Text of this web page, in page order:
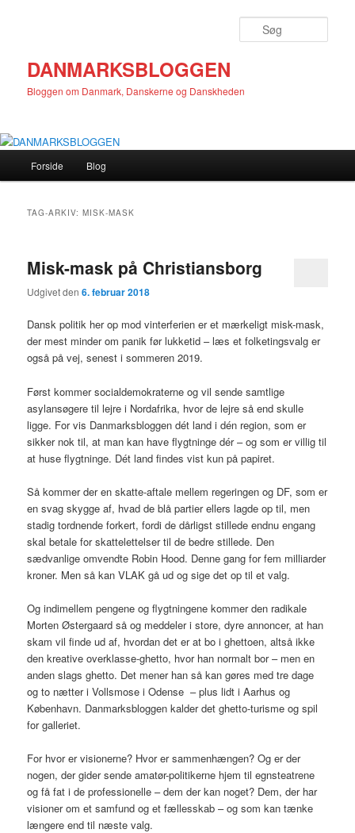
DANMARKSBLOGGEN
Bloggen om Danmark, Danskerne og Danskheden
Forside Blog
TAG-ARKIV:MISK-MASK
Misk-mask på Christiansborg
Udgivet den6. februar 2018
Dansk politik her op mod vinterferien er et mærkeligt misk-mask,
der mest minder om panik før lukketid – læs et folketingsvalg er
også på vej, senest i sommeren 2019.
Først kommer socialdemokraterne og vil sende samtlige
asylansøgere til lejre i Nordafrika, hvor de lejre så end skulle
ligge. For vis Danmarksbloggen dét land i dén region, som er
sikker nok til, at man kan have flygtninge dér – og som er villig til
at huse flygtninge. Dét land findes vist kun på papiret.
Så kommer der en skatte-aftale mellem regeringen og DF, som er
en svag skygge af, hvad de blå partier ellers lagde op til, men
stadig tordnende forkert, fordi de dårligst stillede endnu engang
skal betale for skattelettelser til de bedre stillede. Den
sædvanlige omvendte Robin Hood. Denne gang for fem milliarder
kroner. Men så kan VLAK gå ud og sige det op til et valg.
Og indimellem pengene og flygtningene kommer den radikale
Morten Østergaard så og meddeler i store, dyre annoncer, at han
skam vil finde ud af, hvordan det er at bo i ghettoen, altså ikke
den kreative overklasse-ghetto, hvor han normalt bor – men en
anden slags ghetto. Det mener han så kan gøres med tre dage
og to nætter i Vollsmose i Odense – plus lidt i Aarhus og
København. Danmarksbloggen kalder det ghetto-turisme og spil
for galleriet.
For hvor er visionerne? Hvor er sammenhængen? Og er der
nogen, der gider sende amatør-politikerne hjem til egnsteatrene
og få fat i de professionelle – dem der kan noget? Dem, der har
visioner om et samfund og et fællesskab – og som kan tænke
længere end til næste valg.